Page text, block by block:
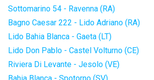
Sottomarino 54 - Ravenna (RA)
Bagno Caesar 222 - Lido Adriano (RA)
Lido Bahia Blanca - Gaeta (LT)
Lido Don Pablo - Castel Volturno (CE)
Riviera Di Levante - Jesolo (VE)